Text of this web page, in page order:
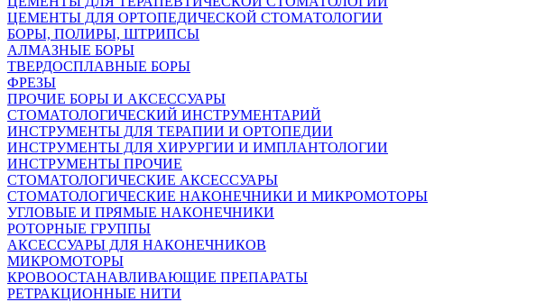
ЦЕМЕНТЫ ДЛЯ ОРТОПЕДИЧЕСКОЙ СТОМАТОЛОГИИ
БОРЫ, ПОЛИРЫ, ШТРИПСЫ
АЛМАЗНЫЕ БОРЫ
ТВЕРДОСПЛАВНЫЕ БОРЫ
ФРЕЗЫ
ПРОЧИЕ БОРЫ И АКСЕССУАРЫ
СТОМАТОЛОГИЧЕСКИЙ ИНСТРУМЕНТАРИЙ
ИНСТРУМЕНТЫ ДЛЯ ТЕРАПИИ И ОРТОПЕДИИ
ИНСТРУМЕНТЫ ДЛЯ ХИРУРГИИ И ИМПЛАНТОЛОГИИ
ИНСТРУМЕНТЫ ПРОЧИЕ
СТОМАТОЛОГИЧЕСКИЕ АКСЕССУАРЫ
СТОМАТОЛОГИЧЕСКИЕ НАКОНЕЧНИКИ И МИКРОМОТОРЫ
УГЛОВЫЕ И ПРЯМЫЕ НАКОНЕЧНИКИ
РОТОРНЫЕ ГРУППЫ
АКСЕССУАРЫ ДЛЯ НАКОНЕЧНИКОВ
МИКРОМОТОРЫ
КРОВООСТАНАВЛИВАЮЩИЕ ПРЕПАРАТЫ
РЕТРАКЦИОННЫЕ НИТИ